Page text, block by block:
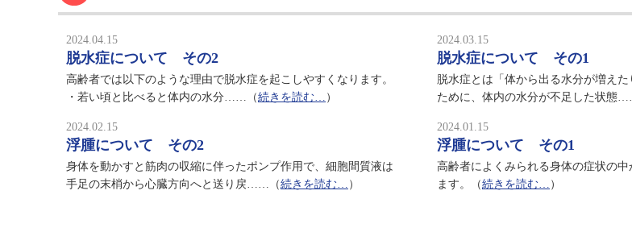
2024.04.15
脱水症について その2
高齢者では以下のような理由で脱水症を起こしやすくなります。
・若い頃と比べると体内の水分……（続きを読む… ）
2024.03.15
脱水症について その1
脱水症とは「体から出る水分が増え
ために、体内の水分が不足した状態
2024.02.15
浮腫について その2
身体を動かすと筋肉の収縮に伴ったポンプ作用で、細胞間質液は
手足の末梢から心臓方向へと送り戻……（続きを読む… ）
2024.01.15
浮腫について その1
高齢者によくみられる身体の症状の
ます。（続きを読む… ）